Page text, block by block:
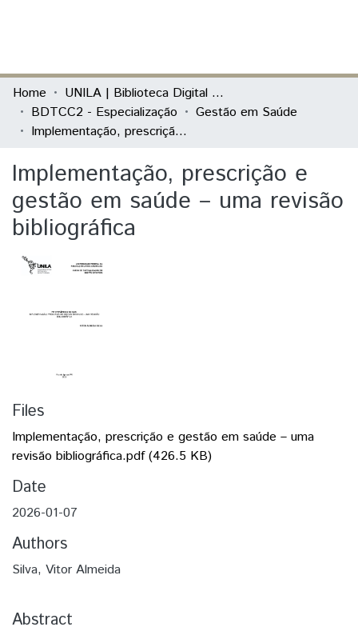
Communities & Collections
All of DSpace
Home
UNILA | Biblioteca Digital de Trabalhos de Conclusão de Curso
BDTCC2 - Especialização
Gestão em Saúde
Implementação, prescrição e gestão em saúde – uma revisão bibliográfica
Implementação, prescrição e
gestão em saúde – uma revisão
bibliográfica
Files
Implementação, prescrição e gestão em saúde – uma
revisão bibliográfica.pdf(426.5 KB)
Date
2026-01-07
Authors
Silva, Vitor Almeida
Abstract